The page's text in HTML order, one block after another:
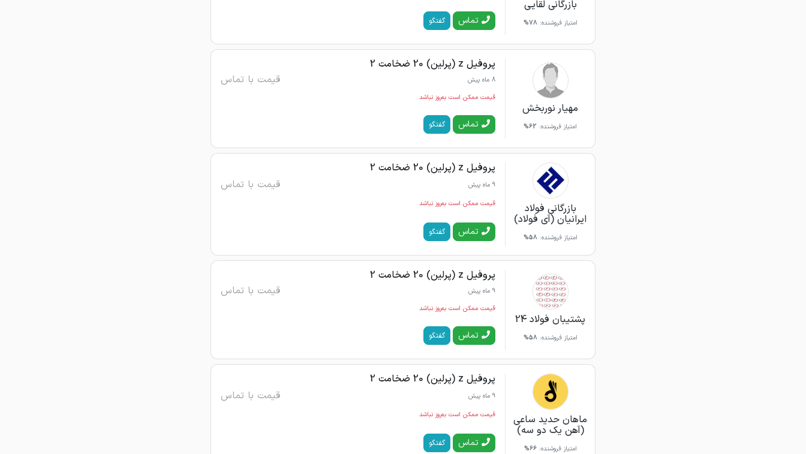
بازرگانی لقایی
امتیاز فروشنده: 78% تماس گفتگو
مهیار نوربخش
امتیاز فروشنده: 62%
پروفیل z (پرلین) 20 ضخامت 2
8 ماه پیش قیمت با تماس
قیمت ممکن است به‌روز نباشد
تماس گفتگو
بازرگانی فولاد
ایرانیان (آی فولاد)
امتیاز فروشنده: 58%
پروفیل z (پرلین) 20 ضخامت 2
9 ماه پیش قیمت با تماس
قیمت ممکن است به‌روز نباشد
تماس گفتگو
پشتیبان فولاد 24
امتیاز فروشنده: 58%
پروفیل z (پرلین) 20 ضخامت 2
9 ماه پیش قیمت با تماس
قیمت ممکن است به‌روز نباشد
تماس گفتگو
ماهان حدید ساعی
(آهن یک دو سه)
امتیاز فروشنده:66%
پروفیل z (پرلین) 20 ضخامت 2
9 ماه پیش قیمت با تماس
قیمت ممکن است به‌روز نباشد
تماس گفتگو